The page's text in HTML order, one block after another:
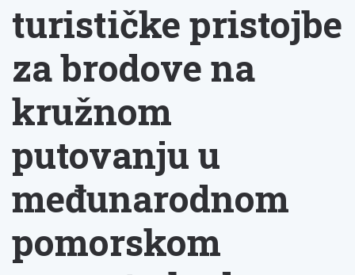
turističke pristojbe
za brodove na
kružnom
putovanju u
međunarodnom
pomorskom